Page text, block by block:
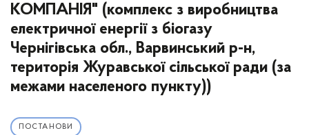
КОМПАНІЯ" (комплекс з виробництва
електричної енергії з біогазу
Чернігівська обл., Варвинський р-н,
територія Журавської сільської ради (за
межами населеного пункту))
ПОСТАНОВИ